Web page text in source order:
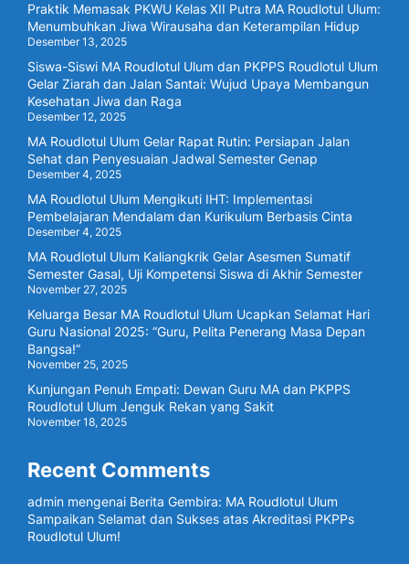
Praktik Memasak PKWU Kelas XII Putra MA Roudlotul Ulum:
Menumbuhkan Jiwa Wirausaha dan Keterampilan Hidup
Desember 13, 2025
Siswa-Siswi MA Roudlotul Ulum dan PKPPS Roudlotul Ulum
Gelar Ziarah dan Jalan Santai: Wujud Upaya Membangun
Kesehatan Jiwa dan Raga
Desember 12, 2025
MA Roudlotul Ulum Gelar Rapat Rutin: Persiapan Jalan
Sehat dan Penyesuaian Jadwal Semester Genap
Desember 4, 2025
MA Roudlotul Ulum Mengikuti IHT: Implementasi
Pembelajaran Mendalam dan Kurikulum Berbasis Cinta
Desember 4, 2025
MA Roudlotul Ulum Kaliangkrik Gelar Asesmen Sumatif
Semester Gasal, Uji Kompetensi Siswa di Akhir Semester
November 27, 2025
Keluarga Besar MA Roudlotul Ulum Ucapkan Selamat Hari
Guru Nasional 2025: “Guru, Pelita Penerang Masa Depan
Bangsa!”
November 25, 2025
Kunjungan Penuh Empati: Dewan Guru MA dan PKPPS
Roudlotul Ulum Jenguk Rekan yang Sakit
November 18, 2025
Recent Comments
admin mengenai Berita Gembira: MA Roudlotul Ulum
Sampaikan Selamat dan Sukses atas Akreditasi PKPPs
Roudlotul Ulum!